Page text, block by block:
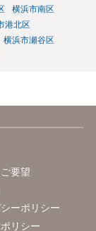
横浜市南区
港北区
横浜市瀬谷区
要望
ーポリシー
リシー